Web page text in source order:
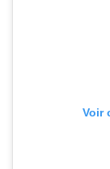
Voir